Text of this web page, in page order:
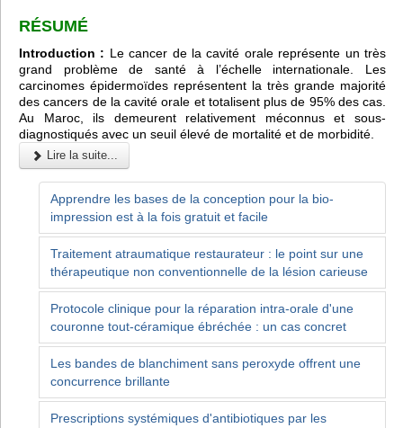
RÉSUMÉ
Introduction : Le cancer de la cavité orale représente un très
grand problème de santé à l’échelle internationale. Les
carcinomes épidermoïdes représentent la très grande majorité
des cancers de la cavité orale et totalisent plus de 95% des cas.
Au Maroc, ils demeurent relativement méconnus et sous-
diagnostiqués avec un seuil élevé de mortalité et de morbidité.
Lire la suite...
Apprendre les bases de la conception pour la bio-
impression est à la fois gratuit et facile
Traitement atraumatique restaurateur : le point sur une
thérapeutique non conventionnelle de la lésion carieuse
Protocole clinique pour la réparation intra-orale d'une
couronne tout-céramique ébréchée : un cas concret
Les bandes de blanchiment sans peroxyde offrent une
concurrence brillante
Prescriptions systémiques d'antibiotiques par les